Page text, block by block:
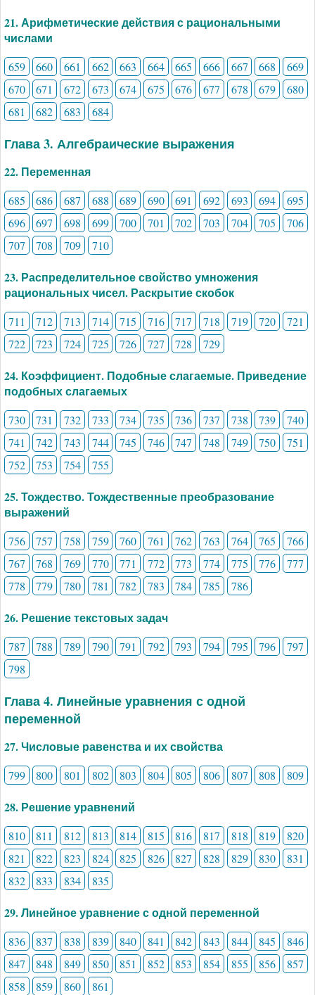
21. Арифметические действия с рациональными
числами
659 660 661 662 663 664 665 666 667 668
669
670
671 672 673 674 675 676 677 678 679
680
681
682 683 684
Глава 3. Алгебраические выражения
22. Переменная
685 686 687 688 689 690 691 692 693 694
695
696
697 698 699 700 701 702 703 704 705
706
707
708 709 710
23. Распределительное свойство умножения
рациональных чисел. Раскрытие скобок
711 712 713 714 715 716 717 718 719 720
721
722
723 724 725 726 727 728 729
24. Коэффициент. Подобные слагаемые. Приведение
подобных слагаемых
730 731 732 733 734 735 736 737 738 739
740
741
742 743 744 745 746 747 748 749 750
751
752
753 754 755
25. Тождество. Тождественные преобразование
выражений
756 757 758 759 760 761 762 763 764 765
766
767
768 769 770 771 772 773 774 775 776
777
778
779 780 781 782 783 784 785 786
26. Решение текстовых задач
787 788 789 790 791 792 793 794 795 796
797
798
Глава 4. Линейные уравнения с одной
переменной
27. Числовые равенства и их свойства
799 800 801 802 803 804 805 806 807 808 809
28. Решение уравнений
810 811 812 813 814 815 816 817 818 819
820
821
822 823 824 825 826 827 828 829 830
831
832
833 834 835
29. Линейное уравнение с одной переменной
836 837 838 839 840 841 842 843 844 845
846
847
848 849 850 851 852 853 854 855 856
857
858
859 860 861